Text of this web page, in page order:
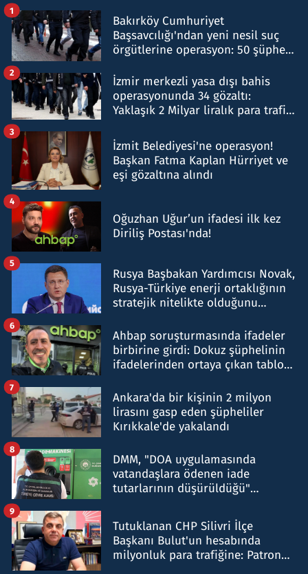
Bakırköy Cumhuriyet
Başsavcılığı'ndan yeni nesil suç
örgütlerine operasyon: 50 şüpheli
1
İzmir merkezli yasa dışı bahis
operasyonunda 34 gözaltı:
Yaklaşık 2 Milyar liralık para trafiği
2
İzmit Belediyesi'ne operasyon!
Başkan Fatma Kaplan Hürriyet ve
eşi gözaltına alındı
3
Oğuzhan Uğur’un ifadesi ilk kez
Diriliş Postası'nda!
4
Rusya Başbakan Yardımcısı Novak,
Rusya-Türkiye enerji ortaklığının
stratejik nitelikte olduğunu
5
Ahbap soruşturmasında ifadeler
birbirine girdi: Dokuz şüphelinin
ifadelerinden ortaya çıkan tablo
6
Ankara'da bir kişinin 2 milyon
lirasını gasp eden şüpheliler
Kırıkkale'de yakalandı
7
DMM, "DOA uygulamasında
vatandaşlara ödenen iade
tutarlarının düşürüldüğü"
8
Tutuklanan CHP Silivri İlçe
Başkanı Bulut'un hesabında
milyonluk para trafiğine: Patron
9